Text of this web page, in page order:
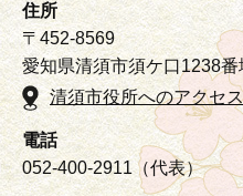
住所
〒452-8569
愛知県清須市須ケ口1238番
清須市役所へのアクセス
電話
052-400-2911（代表）